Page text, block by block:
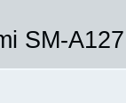
SM-